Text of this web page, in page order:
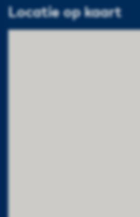
Locatie op kaart